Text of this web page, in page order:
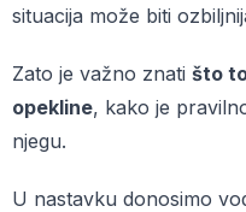
situacija može biti
Zato je važno znati što
opekline, kako je
njegu.
U nastavku donosimo